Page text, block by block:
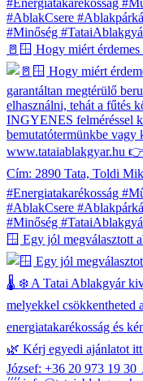
🚪🪟 Hogy miért
🪟 Egy jól megválasztott